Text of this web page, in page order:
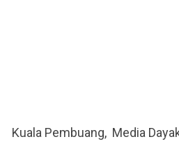
Kuala Pembuang, Media